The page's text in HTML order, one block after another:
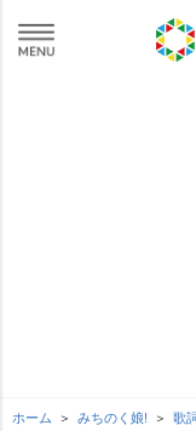
ホーム みちのく娘! 歌